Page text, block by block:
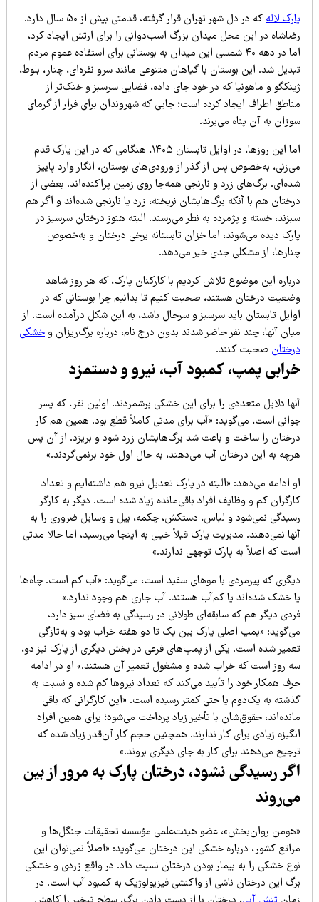
لاله
که در دل شهر تهران قرار گرفته، قدمتی بیش از ۵۰ سال دارد.
در این محل میدان بزرگ اسب‌دوانی را برای ارتش ایجاد کرد،
اما در دهه ۴۰ شمسی این میدان به بوستانی برای استفاده عموم مردم
شد. این بوستان با گیاهان متنوعی مانند سرو نقره‌ای، چنار، بلوط،
و ماهونیا که در خود جای داده، فضایی سرسبز و خنک‌تر از
اطراف ایجاد کرده است؛ جایی که شهروندان برای فرار از گرمای
به آن پناه می‌برند.
اما این روزها، در اوایل تابستان ۱۴۰۵، هنگامی که در این پارک قدم
به‌خصوص پس از گذر از ورودی‌های بوستان، انگار وارد پاییز
برگ‌های زرد و نارنجی همه‌جا روی زمین پراکنده‌اند. بعضی از
هم با آنکه برگ‌هایشان نریخته، زرد یا نارنجی شده‌اند و اگر هم
خسته و پژمرده به نظر می‌رسند. البته هنوز درختان سرسبز در
دیده می‌شوند، اما خزان تابستانه برخی درختان و به‌خصوص
از مشکلی جدی خبر می‌دهد.
این موضوع تلاش کردیم با کارکنان پارک، که هر روز شاهد
درختان هستند، صحبت کنیم تا بدانیم چرا بوستانی که در
تابستان باید سرسبز و سرحال باشد، به این شکل درآمده است. از
آنها، چند نفر حاضر شدند بدون درج نام، درباره برگ‌ریزان وخشکی
صحبت کنند.
پمپ، کمبود آب، نیرو و دستمزد
دلایل متعددی را برای این خشکی برشمردند. اولین نفر، که پسر
است، می‌گوید: «آب برای مدتی کاملاً قطع بود. همین هم کار
را ساخت و باعث شد برگ‌هایشان زرد شود و بریزد. از آن پس
به این درختان آب می‌دهند، به حال اول خود برنمی‌گردند.»
ادامه می‌دهد: «البته در پارک تعدیل نیرو هم داشته‌ایم و تعداد
کم و وظایف افراد باقی‌مانده زیاد شده است. دیگر به کارگر
نمی‌شود و لباس، دستکش، چکمه، بیل و وسایل ضروری را به
نمی‌دهند. مدیریت پارک قبلاً خیلی به اینجا می‌رسید، اما حالا مدتی
که اصلاً به پارک توجهی ندارند.»
که پیرمردی با موهای سفید است، می‌گوید: «آب کم است. چاه‌ها
خشک شده‌اند یا کم‌آب هستند. آب جاری هم وجود ندارد.»
دیگر هم که سابقه‌ای طولانی در رسیدگی به فضای سبز دارد،
«پمپ اصلی پارک بین یک تا دو هفته خراب بود و به‌تازگی
شده است. یکی از پمپ‌های فرعی در بخش دیگری از پارک نیز دو،
روز است که خراب شده و مشغول تعمیر آن هستند.» او در ادامه
همکار خود را تأیید می‌کند که تعداد نیروها کم شده و نسبت به
به یک‌دوم یا حتی کمتر رسیده است. «این کارگرانی که باقی
حقوق‌شان با تأخیر زیاد پرداخت می‌شود؛ برای همین افراد
زیادی برای کار ندارند. همچنین حجم کار آن‌قدر زیاد شده که
می‌دهند برای کار به جای دیگری بروند.»
رسیدگی نشود، درختان پارک به مرور از بین
روان‌بخش»، عضو هیئت‌علمی مؤسسه تحقیقات جنگل‌ها و
کشور، درباره خشکی این درختان می‌گوید: «اصلاً نمی‌توان این
خشکی را به بیمار بودن درختان نسبت داد. در واقع زردی و خشکی
این درختان ناشی از واکنشی فیزیولوژیک به کمبود آب است. در